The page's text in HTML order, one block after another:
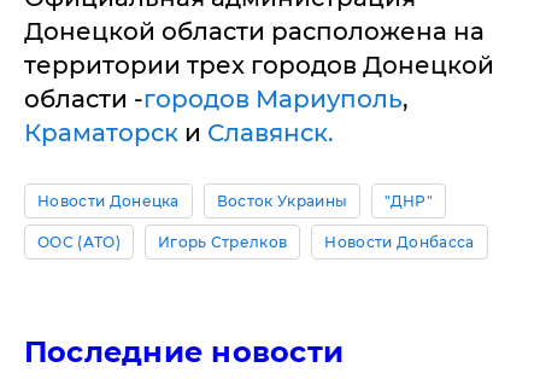
Донецкой области расположена на
территории трех городов Донецкой
области -городов Мариуполь,
Краматорск и Славянск.
Новости Донецка Восток Украины "ДНР"
ООС (АТО) Игорь Стрелков Новости Донбасса
Последние новости